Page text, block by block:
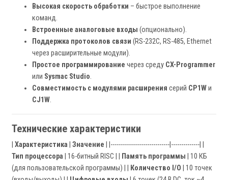
Высокая скорость обработки – быстрое выполнение
команд.
Встроенные аналоговые входы (опционально).
Поддержка протоколов связи (RS-232C, RS-485, Ethernet
через расширительные модули).
Простое программирование через среду CX-Programmer
или Sysmac Studio.
Совместимость с модулями расширения серий CP1Wи
CJ1W.
Технические характеристики
Характеристика Значение | |-----------------------------|--------------| |
Тип процессора | 16-битный RISC | | Память программы | 10 КБ
(для пользовательской программы) | |
Количество I/O | 10 точек